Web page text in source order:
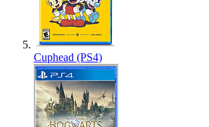
Cuphead (PS4)